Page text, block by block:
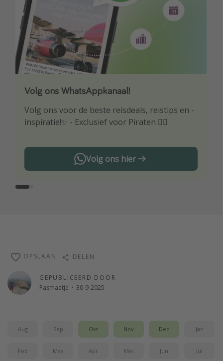
Volg ons WhatsAppkanaal!
Volg ons voor de beste reisdeals, reistips en -
inspiratie!✨ - Exclusief voor Piraten 🏴‍☠️
Volg ons hier
Download onze app
Wees als eerste op de hoogte van de beste
reisaanbiedingen
GEPUBLICEERD DOOR
Pasmaatje · 30-9-2025
OPSLAAN DELEN
Aug Sep Okt Nov Dec Jan
Feb Maa Apr Mei Jun Jul